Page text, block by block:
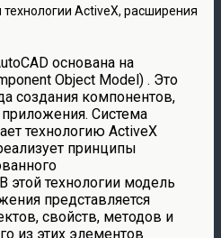
ActiveX, расширения
основана на
Object Model) . Это
создания компонентов,
приложения. Система
технологию ActiveX
принципы
этой технологии модель
представляется
свойств, методов и
из этих элементов